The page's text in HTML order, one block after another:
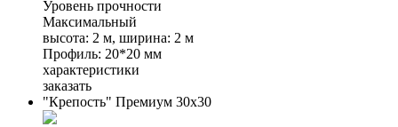
Уровень прочности
Максимальный
высота: 2 м, ширина: 2 м
Профиль: 20*20 мм
характеристики
заказать
"Крепость" Премиум 30x30